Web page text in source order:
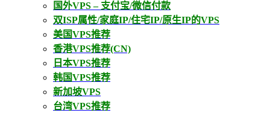
国外VPS – 支付宝/微信付款
双ISP属性/家庭IP/住宅IP/原生IP的VPS
美国VPS推荐
香港VPS推荐(CN)
日本VPS推荐
韩国VPS推荐
新加坡VPS
台湾VPS推荐